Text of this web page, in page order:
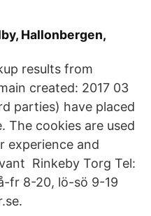
Hallonbergen,
results from
created: 2017 03
parties) have placed
The cookies are used
experience and
Rinkeby Torg Tel:
fr 8-20, lö-sö 9-19